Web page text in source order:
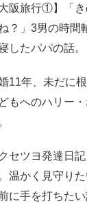
大阪旅行①】「
？」3男の時間
したパパの話。
11年、未だに
もへのハリー
クセツヨ発達日
温かく見守り
に手を打ちたい